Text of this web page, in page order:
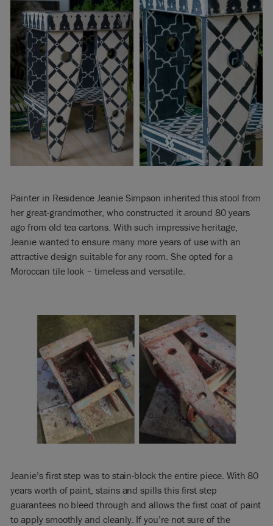
Painter in Residence Jeanie Simpson inherited this stool from
her great-grandmother, who constructed it around 80 years
ago from old tea cartons. With such impressive heritage,
Jeanie wanted to ensure many more years of use with an
attractive design suitable for any room. She opted for a
Moroccan tile look – timeless and versatile.
Jeanie’s first step was to stain-block the entire piece. With 80
years worth of paint, stains and spills this first step
guarantees no bleed through and allows the first coat of paint
to apply smoothly and cleanly. If you’re not sure of the